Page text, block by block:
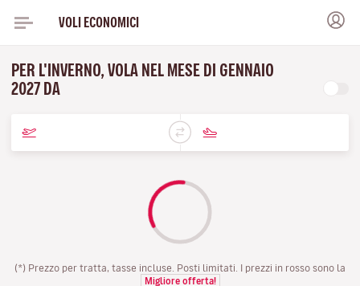
VOLI ECONOMICI
PER L'INVERNO, VOLA NEL MESE DI GENNAIO
2027 DA
(*) Prezzo per tratta, tasse incluse. Posti limitati. I prezzi in rosso sono la
Migliore offerta!